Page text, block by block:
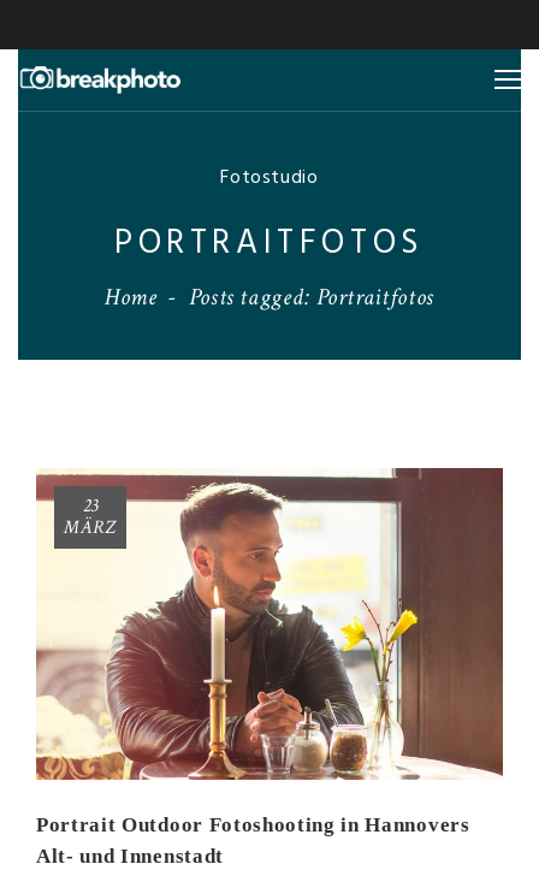
Fotostudio
PORTRAITFOTOS
Home - Posts tagged: Portraitfotos
23
MÄRZ
Portrait Outdoor Fotoshooting in Hannovers
Alt- und Innenstadt